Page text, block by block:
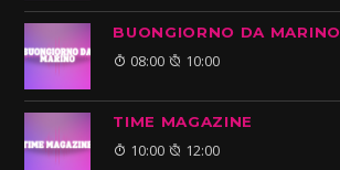
BUONGIORNO DA MARINO
08:00 10:00
TIME MAGAZINE
10:00 12:00